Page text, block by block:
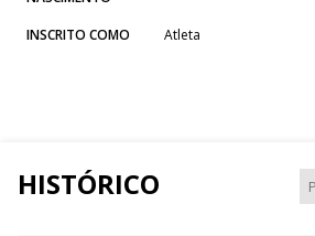
INSCRITO COMO Atleta
HISTÓRICO